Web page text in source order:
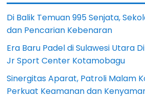
Di Balik Temuan 995 Senjata,
dan Pencarian Kebenaran
Era Baru Padel di Sulawesi Utara
Jr Sport Center Kotamobagu
Sinergitas Aparat, Patroli Malam
Perkuat Keamanan dan